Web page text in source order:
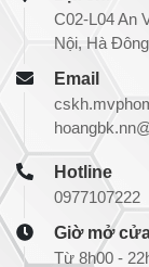
C02-L04 An
Nội, Hà
Email
Hotline
0977107222
Giờ mở
Từ 8h00 -